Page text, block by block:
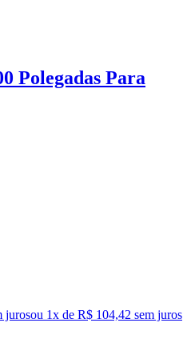
Polegadas Para
jurosou 1x de R$ 104,42 sem juros